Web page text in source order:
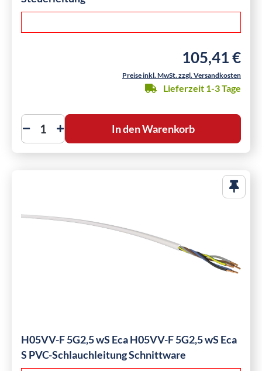
Regulärer Preis:
105,41 €
Preise inkl. MwSt. zzgl. Versandkosten
Lieferzeit 1-3 Tage
In den Warenkorb
H05VV-F 5G2,5 wS Eca H05VV-F 5G2,5 wS Eca
S PVC-Schlauchleitung Schnittware